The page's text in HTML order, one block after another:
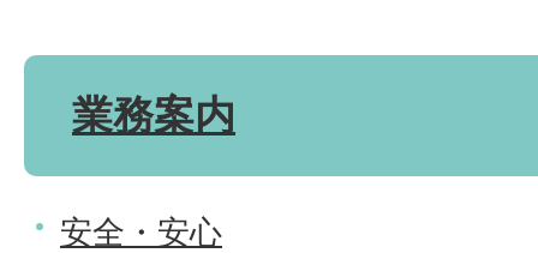
業務案内
安全・安心